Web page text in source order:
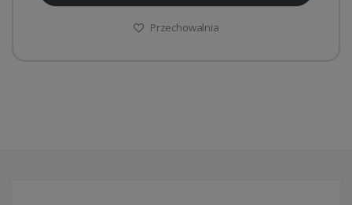
Przechowalnia